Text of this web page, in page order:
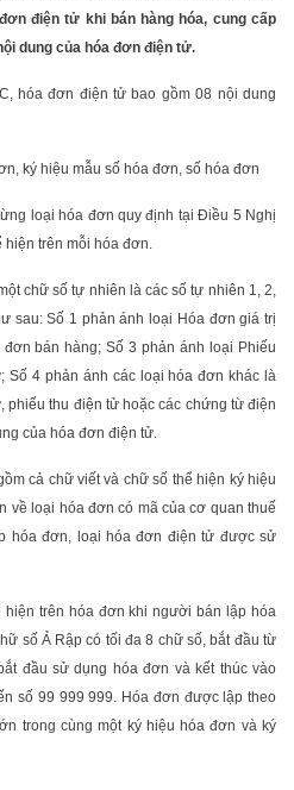
điện tử khi bán hàng hóa, cung cấp
dung của hóa đơn điện tử.
hóa đơn điện tử bao gồm 08 nội dung
ký hiệu mẫu số hóa đơn, số hóa đơn
loại hóa đơn quy định tại Điều 5 Nghị
trên mỗi hóa đơn.
chữ số tự nhiên là các số tự nhiên 1, 2,
sau: Số 1 phản ánh loại Hóa đơn giá trị
bán hàng; Số 3 phản ánh loại Phiếu
Số 4 phản ánh các loại hóa đơn khác là
phiếu thu điện tử hoặc các chứng từ điện
của hóa đơn điện tử.
cả chữ viết và chữ số thể hiện ký hiệu
về loại hóa đơn có mã của cơ quan thuế
hóa đơn, loại hóa đơn điện tử được sử
trên hóa đơn khi người bán lập hóa
số Ả Rập có tối đa 8 chữ số, bắt đầu từ
đầu sử dụng hóa đơn và kết thúc vào
số 99 999 999. Hóa đơn được lập theo
trong cùng một ký hiệu hóa đơn và ký